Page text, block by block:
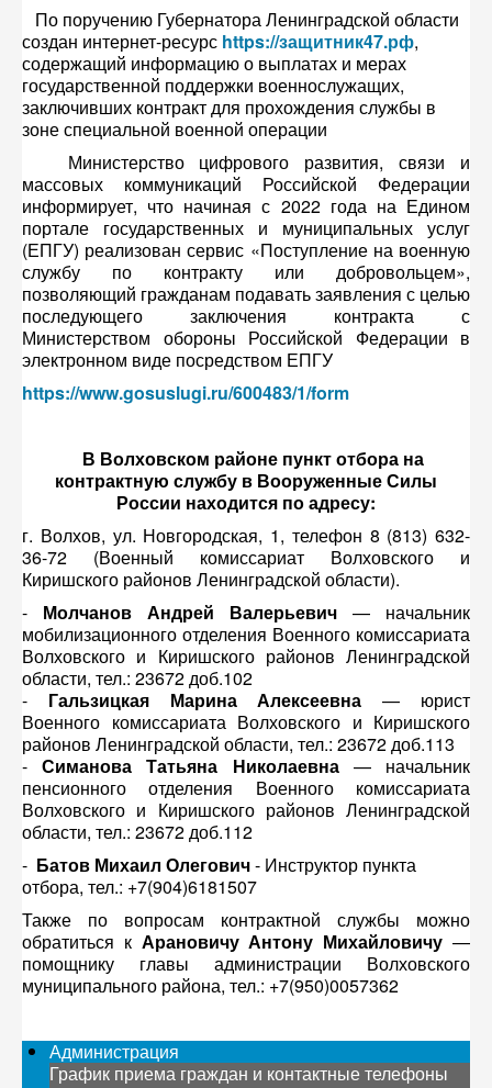
По поручению Губернатора Ленинградской области
создан интернет-ресурс https://защитник47.рф,
содержащий информацию о выплатах и мерах
государственной поддержки военнослужащих,
заключивших контракт для прохождения службы в
зоне специальной военной операции
Министерство цифрового развития, связи и
массовых коммуникаций Российской Федерации
информирует, что начиная с 2022 года на Едином
портале государственных и муниципальных услуг
(ЕПГУ) реализован сервис «Поступление на военную
службу по контракту или добровольцем»,
позволяющий гражданам подавать заявления с целью
последующего заключения контракта с
Министерством обороны Российской Федерации в
электронном виде посредством ЕПГУ
https://www.gosuslugi.ru/600483/1/form
В Волховском районе пункт отбора на
контрактную службу в Вооруженные Силы
России находится по адресу:
г. Волхов, ул. Новгородская, 1, телефон 8 (813) 632-
36-72 (Военный комиссариат Волховского и
Киришского районов Ленинградской области).
- Молчанов Андрей Валерьевич — начальник
мобилизационного отделения Военного комиссариата
Волховского и Киришского районов Ленинградской
области, тел.: 23672 доб.102
- Гальзицкая Марина Алексеевна — юрист
Военного комиссариата Волховского и Киришского
районов Ленинградской области, тел.: 23672 доб.113
-Симанова Татьяна Николаевна— начальник
пенсионного отделения Военного комиссариата
Волховского и Киришского районов Ленинградской
области, тел.: 23672 доб.112
- Батов Михаил Олегович- Инструктор пункта
отбора, тел.: +7(904)6181507
Также по вопросам контрактной службы можно
обратиться к Арановичу Антону Михайловичу —
помощнику главы администрации Волховского
муниципального района, тел.: +7(950)0057362
Администрация
График приема граждан и контактные телефоны